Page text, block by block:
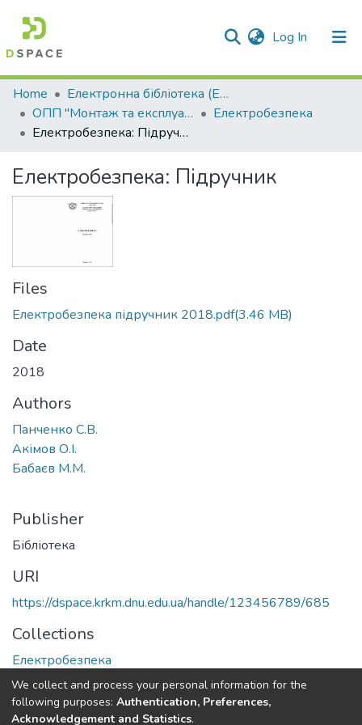
Log In (current)
Communities & Collections
All of DSpace
Home
Електронна бібліотека (E-Book)
ОПП "Монтаж та експлуатація електроустаткування підприємств та цивільних споруд"
Електробезпека
Електробезпека: Підручник
Електробезпека: Підручник
Files
Електробезпека підручник 2018.pdf(3.46 MB)
Date
2018
Authors
Панченко С.В.
Акімов О.І.
Бабаєв М.М.
Publisher
Бібліотека
URI
https://dspace.krkm.dnu.edu.ua/handle/123456789/685
Collections
Електробезпека
Full item page
We collect and process your personal information for the
following purposes: Authentication, Preferences,
Acknowledgement and Statistics.